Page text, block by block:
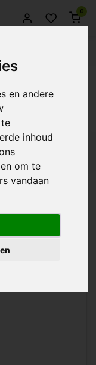
en andere
inhoud
om te
vandaan
0
AQUAbox